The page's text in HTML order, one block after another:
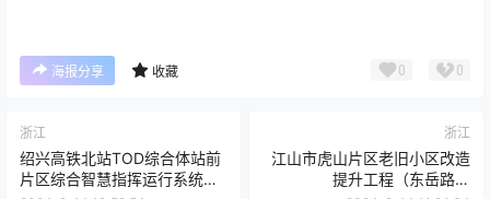
海报分享 收藏 0 0
浙江
绍兴高铁北站TOD综合体站前
片区综合智慧指挥运行系统工
浙江
江山市虎山片区老旧小区改造
提升工程（东岳路）